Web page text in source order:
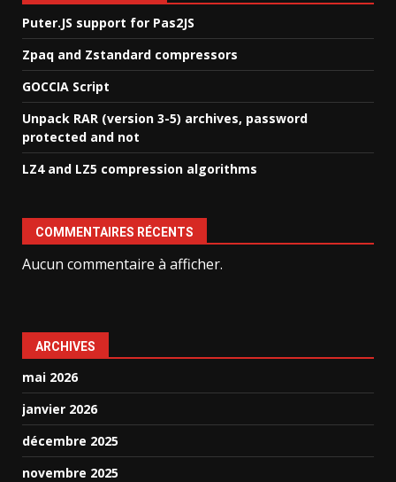
Puter.JS support for Pas2JS
Zpaq and Zstandard compressors
GOCCIA Script
Unpack RAR (version 3-5) archives, password
protected and not
LZ4 and LZ5 compression algorithms
COMMENTAIRES RÉCENTS
Aucun commentaire à afficher.
ARCHIVES
mai 2026
janvier 2026
décembre 2025
novembre 2025